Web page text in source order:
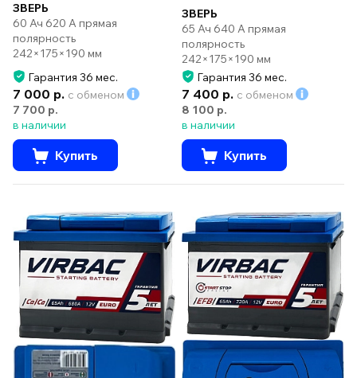
ЗВЕРЬ
60 Ач 620 А прямая
полярность
242×175×190 мм
Гарантия 36 мес.
7 000 р. с обменом
7 700 р.
в наличии
Купить
ЗВЕРЬ
65 Ач 640 А прямая
полярность
242×175×190 мм
Гарантия 36 мес.
7 400 р. с обменом
8 100 р.
в наличии
Купить